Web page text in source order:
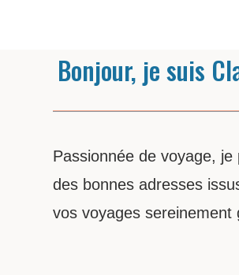
Bonjour, je suis
Passionnée de voyage,
des bonnes adresses
vos voyages